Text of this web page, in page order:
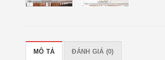
MÔ TẢ ĐÁNH GIÁ (0)